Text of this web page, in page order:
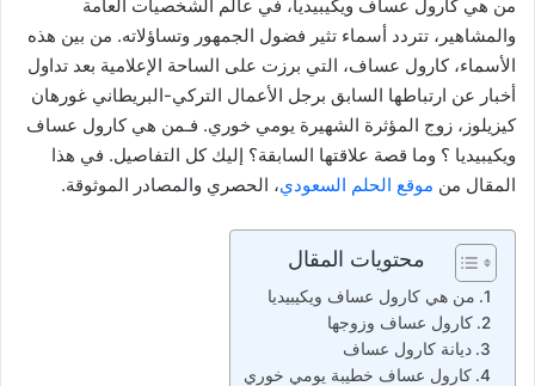
من هي كارول عساف ويكيبيديا، في عالم الشخصيات العامة
والمشاهير، تتردد أسماء تثير فضول الجمهور وتساؤلاته. من بين هذه
الأسماء، كارول عساف، التي برزت على الساحة الإعلامية بعد تداول
أخبار عن ارتباطها السابق برجل الأعمال التركي-البريطاني غورهان
كيزيلوز، زوج المؤثرة الشهيرة يومي خوري. فـمن هي كارول عساف
ويكيبيديا ؟ وما قصة علاقتها السابقة؟ إليك كل التفاصيل. في هذا
المقال من موقع الحلم السعودي، الحصري والمصادر الموثوقة.
محتويات المقال
من هي كارول عساف ويكيبيديا
كارول عساف وزوجها
ديانة كارول عساف
كارول عساف خطيبة يومي خوري